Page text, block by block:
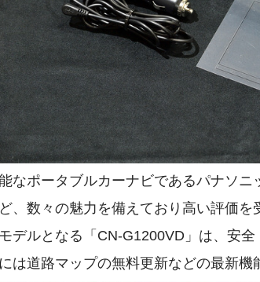
なポータブルカーナビであるパナソ
、数々の魅力を備えており高い評価
デルとなる「CN-G1200VD」は、安
は道路マップの無料更新などの最新機